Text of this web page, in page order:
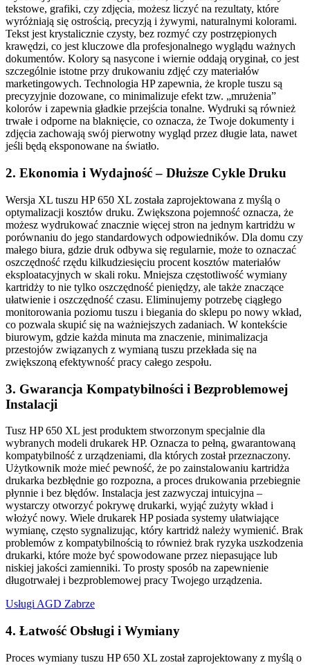
tekstowe, grafiki, czy zdjęcia, możesz liczyć na rezultaty, które
wyróżniają się ostrością, precyzją i żywymi, naturalnymi kolorami.
Tekst jest krystalicznie czysty, bez rozmyć czy postrzępionych
krawędzi, co jest kluczowe dla profesjonalnego wyglądu ważnych
dokumentów. Kolory są nasycone i wiernie oddają oryginał, co jest
szczególnie istotne przy drukowaniu zdjęć czy materiałów
marketingowych. Technologia HP zapewnia, że krople tuszu są
precyzyjnie dozowane, co minimalizuje efekt tzw. „mrużenia”
kolorów i zapewnia gładkie przejścia tonalne. Wydruki są również
trwałe i odporne na blaknięcie, co oznacza, że Twoje dokumenty i
zdjęcia zachowają swój pierwotny wygląd przez długie lata, nawet
jeśli będą eksponowane na światło.
2. Ekonomia i Wydajność – Dłuższe Cykle Druku
Wersja XL tuszu HP 650 XL została zaprojektowana z myślą o
optymalizacji kosztów druku. Zwiększona pojemność oznacza, że
możesz wydrukować znacznie więcej stron na jednym kartridżu w
porównaniu do jego standardowych odpowiedników. Dla domu czy
małego biura, gdzie druk odbywa się regularnie, może to oznaczać
oszczędność rzędu kilkudziesięciu procent kosztów materiałów
eksploatacyjnych w skali roku. Mniejsza częstotliwość wymiany
kartridży to nie tylko oszczędność pieniędzy, ale także znaczące
ułatwienie i oszczędność czasu. Eliminujemy potrzebę ciągłego
monitorowania poziomu tuszu i biegania do sklepu po nowy wkład,
co pozwala skupić się na ważniejszych zadaniach. W kontekście
biurowym, gdzie każda minuta ma znaczenie, minimalizacja
przestojów związanych z wymianą tuszu przekłada się na
zwiększoną efektywność pracy całego zespołu.
3. Gwarancja Kompatybilności i Bezproblemowej
Instalacji
Tusz HP 650 XL jest produktem stworzonym specjalnie dla
wybranych modeli drukarek HP. Oznacza to pełną, gwarantowaną
kompatybilność z urządzeniami, dla których został przeznaczony.
Użytkownik może mieć pewność, że po zainstalowaniu kartridża
drukarka bezbłędnie go rozpozna, a proces drukowania przebiegnie
płynnie i bez błędów. Instalacja jest zazwyczaj intuicyjna –
wystarczy otworzyć pokrywę drukarki, wyjąć zużyty wkład i
włożyć nowy. Wiele drukarek HP posiada systemy ułatwiające
wymianę, często sygnalizując, który kartridż należy wymienić. Brak
problemów z kompatybilnością to również brak ryzyka uszkodzenia
drukarki, które może być spowodowane przez niepasujące lub
niskiej jakości zamienniki. To prosty sposób na zapewnienie
długotrwałej i bezproblemowej pracy Twojego urządzenia.
Usługi AGD Zabrze
4. Łatwość Obsługi i Wymiany
Proces wymiany tuszu HP 650 XL został zaprojektowany z myślą o